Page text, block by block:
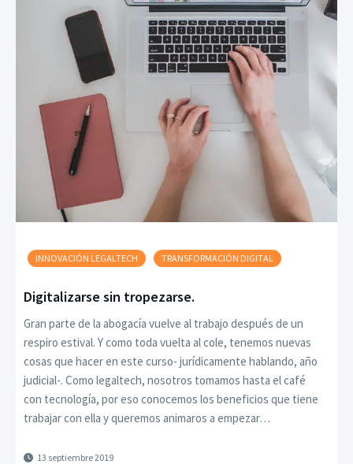
INNOVACIÓN LEGALTECH TRANSFORMACIÓN DIGITAL
Digitalizarse sin tropezarse.
Gran parte de la abogacía vuelve al trabajo después de un
respiro estival. Y como toda vuelta al cole, tenemos nuevas
cosas que hacer en este curso- jurídicamente hablando, año
judicial-. Como legaltech, nosotros tomamos hasta el café
con tecnología, por eso conocemos los beneficios que tiene
trabajar con ella y queremos animaros a empezar…
13 septiembre 2019